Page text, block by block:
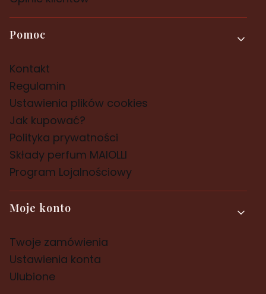
Pomoc
Kontakt
Regulamin
Ustawienia plików cookies
Jak kupować?
Polityka prywatności
Składy perfum MAIOLLI
Program Lojalnościowy
Moje konto
Twoje zamówienia
Ustawienia konta
Ulubione